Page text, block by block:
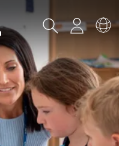
BuscarAcceso